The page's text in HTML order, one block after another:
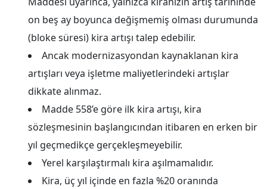
on beş ay boyunca değişmemiş olması durumunda
(bloke süresi) kira artışı talep edebilir.
Ancak modernizasyondan kaynaklanan kira
artışları veya işletme maliyetlerindeki artışlar
dikkate alınmaz.
Madde 558’e göre ilk kira artışı, kira
sözleşmesinin başlangıcından itibaren en erken bir
yıl geçmedikçe gerçekleşmeyebilir.
Yerel karşılaştırmalı kira aşılmamalıdır.
Kira, üç yıl içinde en fazla %20 oranında